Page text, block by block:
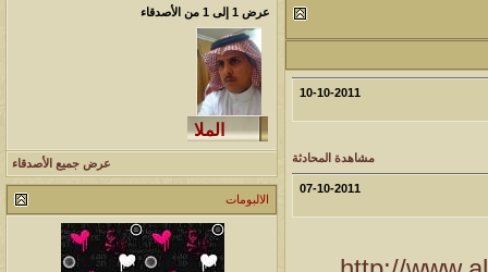
مشاركات المشاهدات
1417
1460865 آخر رد:
آخر مشاركة
آخر رد:احمد جابر
المشاهدات
آخر مشاركة
408
276410 آخر رد:خلف المهدي
10-10-2011
مشاهدة المحادثة
07-10-2011
عرض 1 إلى 1 من الأصدقاء
عرض جميع الأصدقاء
الالبومات